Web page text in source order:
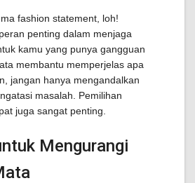
fashion statement, loh!
penting dalam menjaga
kamu yang punya gangguan
membantu memperjelas apa
jangan hanya mengandalkan
masalah. Pemilihan
juga sangat penting.
Mengurangi